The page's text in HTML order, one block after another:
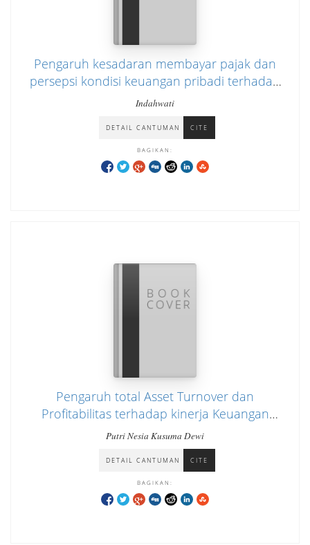
Pengaruh kesadaran membayar pajak dan
persepsi kondisi keuangan pribadi terhadap
kepatuhan membayar pajak pada wajib pajak
orang yang berwirausaha (studi empiris di
KPP Pratama Jakarta Senen)
Indahwati
DETAIL CANTUMAN CITE
BAGIKAN:
Pengaruh total Asset Turnover dan
Profitabilitas terhadap kinerja Keuangan
Perusahaan Manufaktur yang terdaftar di BEI
periode 2021 - 2023
Putri Nesia Kusuma Dewi
DETAIL CANTUMAN CITE
BAGIKAN: